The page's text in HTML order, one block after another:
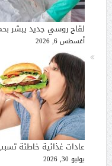
لقاح روسي جديد يبشر
أغسطس 6, 2026
عادات غذائية خاطئة
يوليو 30, 2026